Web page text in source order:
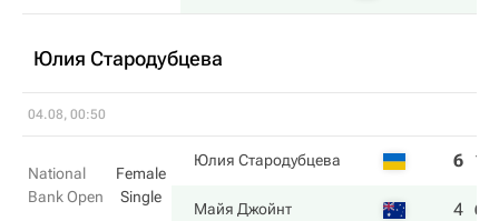
Юлия Стародубцева
04.08, 00:50
National
Bank Open
Female
Single
Юлия Стародубцева 6 1
Майя Джойнт 4 6